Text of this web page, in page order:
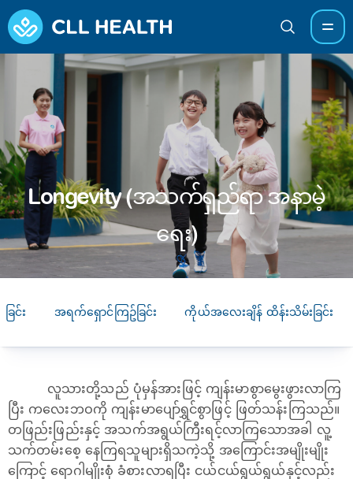
Longevity (အသက်ရှည်ရာ အနာမဲ့
ရေး)
Longevity (အသက်ရှည်ရာ အနာမဲ့ရေး) ရောဂါများဖြစ်ပွါးရခြင်း အ
လူသားတို့သည် ပုံမှန်အားဖြင့် ကျန်းမာစွာမွေးဖွားလာကြ
ပြီး ကလေးဘဝကို ကျန်းမာပျော်ရွှင်စွာဖြင့် ဖြတ်သန်းကြသည်။
တဖြည်းဖြည်းနှင့် အသက်အရွယ်ကြီးရင့်လာကြသောအခါ လူ့
သက်တမ်းစေ့ နေကြရသူများရှိသကဲ့သို့ အကြောင်းအမျိုးမျိုး
ကြောင့် ရောဂါမျိုးစုံ ခံစားလာရပြီး ငယ်ငယ်ရွယ်ရွယ်နှင့်လည်း